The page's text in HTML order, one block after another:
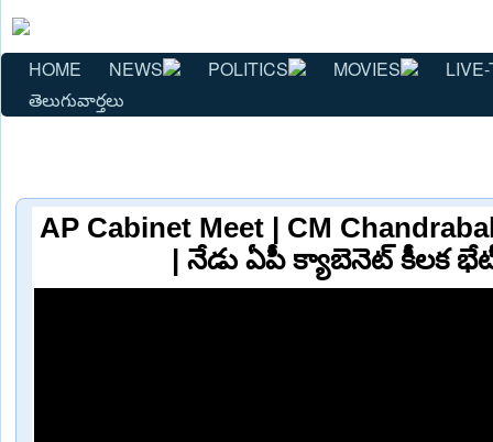
HOME NEWS POLITICS MOVIES
తెలుగువార్తలు
AP Cabinet Meet | CM
| నేడు ఏపీ క్యాబెనెట్‌ కీలక